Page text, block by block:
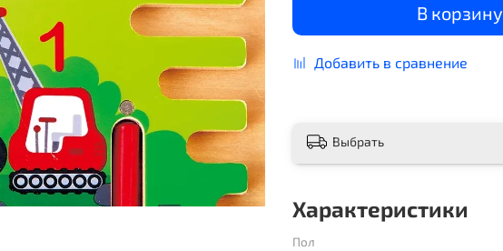
В корзину
Добавить в сравнение
Выбрать
Характеристики
Пол